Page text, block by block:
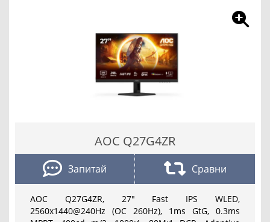
AOC Q27G4ZR
Запитай Сравни
AOC Q27G4ZR, 27" Fast IPS WLED,
2560x1440@240Hz (OC 260Hz), 1ms GtG, 0.3ms